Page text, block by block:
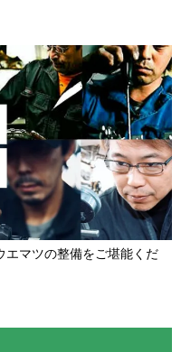
エマツの整備をご堪能くだ